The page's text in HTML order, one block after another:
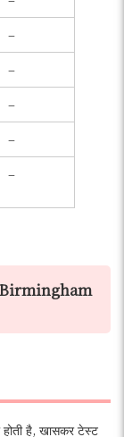
–
–
–
–
–
Birmingham
है, खासकर टेस्ट